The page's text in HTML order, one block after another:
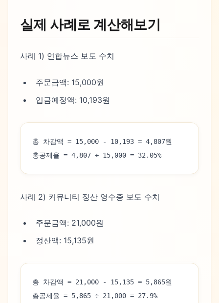
실제 사례로 계산해보기
사례 1) 연합뉴스 보도 수치
주문금액: 15,000원
입금예정액: 10,193원
총 차감액 = 15,000 - 10,193 = 4,807원
총공제율 = 4,807 ÷ 15,000 = 32.05%
사례 2) 커뮤니티 정산 영수증 보도 수치
주문금액: 21,000원
정산액: 15,135원
총 차감액 = 21,000 - 15,135 = 5,865원
총공제율 = 5,865 ÷ 21,000 = 27.9%